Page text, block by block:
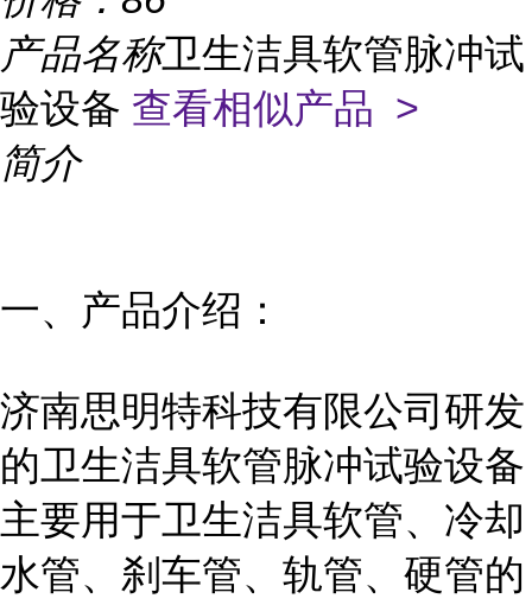
产品名称卫生洁具软管脉冲试
验设备 查看相似产品 >
简介
一、产品介绍：
济南思明特科技有限公司研发
的卫生洁具软管脉冲试验设备
主要用于卫生洁具软管、冷却
水管、刹车管、轨管、硬管的